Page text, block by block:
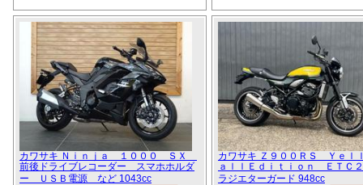
カワサキ Ｎｉｎｊａ １０００ ＳＸ
前後ドライブレコーダー スマホホルダ
ー ＵＳＢ電源 など 1043cc
カワサキ Ｚ９００ＲＳ Ｙｅｌ
ａｌｌＥｄｉｔｉｏｎ ＥＴ
ラジエターガード 948cc